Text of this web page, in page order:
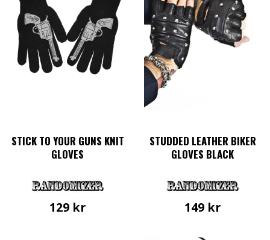
STICK TO YOUR GUNS KNIT
GLOVES
129 kr
STUDDED LEATHER BIKER
GLOVES BLACK
149 kr